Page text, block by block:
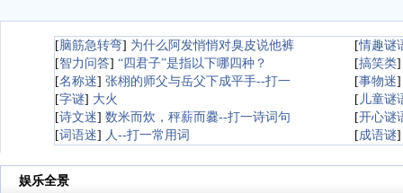
[脑筋急转弯] 为什么阿发悄悄对臭皮说他裤 [情趣谜
[智力问答] “四君子”是指以下哪四种？ [搞笑类
[名称迷] 张栩的师父与岳父下成平手--打一 [事物迷
[字谜] 大火 [ 儿童谜
[诗文迷] 数米而炊，秤薪而爨--打一诗词句 [开心谜
[词语迷] 人--打一常用词 [成语谜